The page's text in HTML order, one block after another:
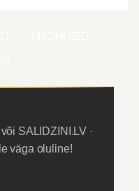
SALIDZINI.LV ·
väga oluline!